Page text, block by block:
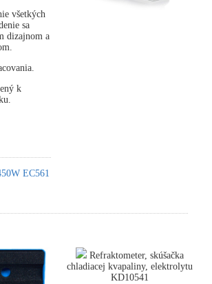
všetkých
sa
dizajnom a
k
EC561
Refraktometer, skúšačka
chladiacej kvapaliny, elektrolytu
KD10541